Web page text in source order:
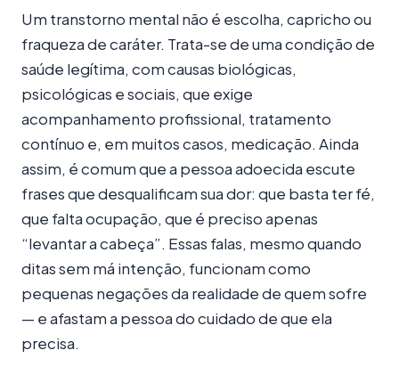
Um transtorno mental não é escolha, capricho ou
fraqueza de caráter. Trata-se de uma condição de
saúde legítima, com causas biológicas,
psicológicas e sociais, que exige
acompanhamento profissional, tratamento
contínuo e, em muitos casos, medicação. Ainda
assim, é comum que a pessoa adoecida escute
frases que desqualificam sua dor: que basta ter fé,
que falta ocupação, que é preciso apenas
“levantar a cabeça”. Essas falas, mesmo quando
ditas sem má intenção, funcionam como
pequenas negações da realidade de quem sofre
— e afastam a pessoa do cuidado de que ela
precisa.